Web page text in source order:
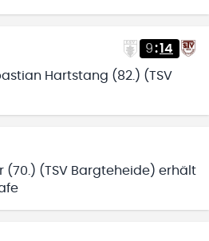
9:14
Hartstang (82.) (TSV
(70.) (TSV Bargteheide) erhält